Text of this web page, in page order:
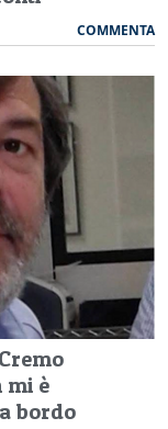
COMMENTA
mi è
bordo